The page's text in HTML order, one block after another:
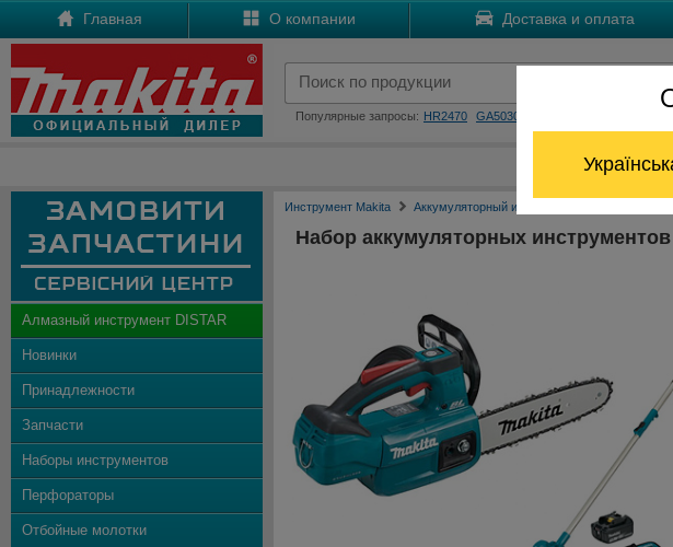
Главная О компании Доставка и оплата
Популярные запросы: HR2470 GA5030
Отдел
Алмазный инструмент DISTAR
Новинки
Принадлежности
Запчасти
Наборы инструментов
Перфораторы
Отбойные молотки
Инструмент Makita Аккумуляторный инструмент Макита
Набор аккумуляторных инструментов